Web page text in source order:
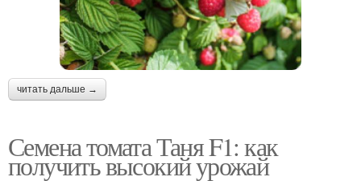
читать дальше →
Семена томата Таня F1: как
получить высокий урожай